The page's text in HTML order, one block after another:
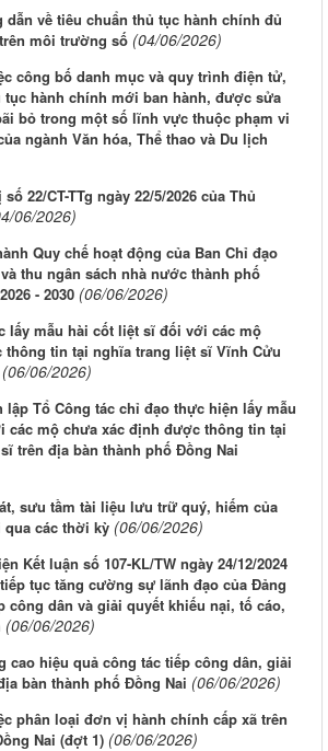
dẫn về tiêu chuẩn thủ tục hành chính đủ
môi trường số (04/06/2026)
công bố danh mục và quy trình điện tử,
hành chính mới ban hành, được sửa
bỏ trong một số lĩnh vực thuộc phạm vi
ngành Văn hóa, Thể thao và Du lịch
22/CT-TTg ngày 22/5/2026 của Thủ
06/2026)
Quy chế hoạt động của Ban Chỉ đạo
thu ngân sách nhà nước thành phố
- 2030 (06/06/2026)
lấy mẫu hài cốt liệt sĩ đối với các mộ
tin tại nghĩa trang liệt sĩ Vĩnh Cửu
(06/06/2026)
lập Tổ Công tác chỉ đạo thực hiện lấy mẫu
các mộ chưa xác định được thông tin tại
trên địa bàn thành phố Đồng Nai
sưu tầm tài liệu lưu trữ quý, hiếm của
các thời kỳ (06/06/2026)
Kết luận số 107-KL/TW ngày 24/12/2024
tục tăng cường sự lãnh đạo của Đảng
công dân và giải quyết khiếu nại, tố cáo,
(06/06/2026)
cao hiệu quả công tác tiếp công dân, giải
bàn thành phố Đồng Nai (06/06/2026)
phân loại đơn vị hành chính cấp xã trên
Nai (đợt 1) (06/06/2026)